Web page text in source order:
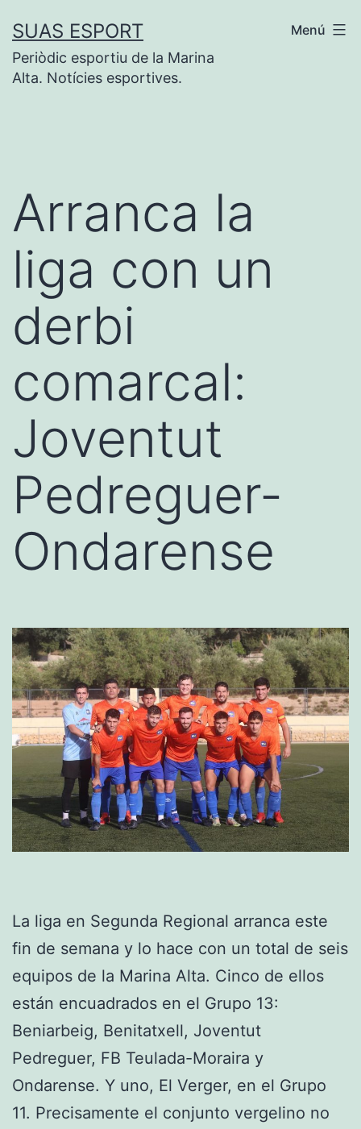
contenido
SUAS ESPORT
Periòdic esportiu de la Marina
Alta. Notícies esportives.
Menú
Arranca la
liga con un
derbi
comarcal:
Joventut
Pedreguer-
Ondarense
La liga en Segunda Regional arranca este
fin de semana y lo hace con un total de seis
equipos de la Marina Alta. Cinco de ellos
están encuadrados en el Grupo 13:
Beniarbeig, Benitatxell, Joventut
Pedreguer, FB Teulada-Moraira y
Ondarense. Y uno, El Verger, en el Grupo
11. Precisamente el conjunto vergelino no